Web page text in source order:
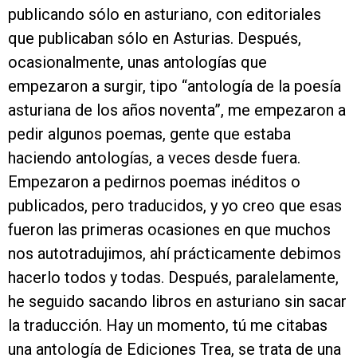
publicando sólo en asturiano, con editoriales
que publicaban sólo en Asturias. Después,
ocasionalmente, unas antologías que
empezaron a surgir, tipo “antología de la poesía
asturiana de los años noventa”, me empezaron a
pedir algunos poemas, gente que estaba
haciendo antologías, a veces desde fuera.
Empezaron a pedirnos poemas inéditos o
publicados, pero traducidos, y yo creo que esas
fueron las primeras ocasiones en que muchos
nos autotradujimos, ahí prácticamente debimos
hacerlo todos y todas. Después, paralelamente,
he seguido sacando libros en asturiano sin sacar
la traducción. Hay un momento, tú me citabas
una antología de Ediciones Trea, se trata de una